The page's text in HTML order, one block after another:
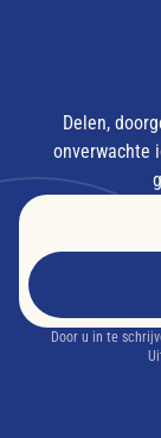
Delen,
onverwachte
Door u in te